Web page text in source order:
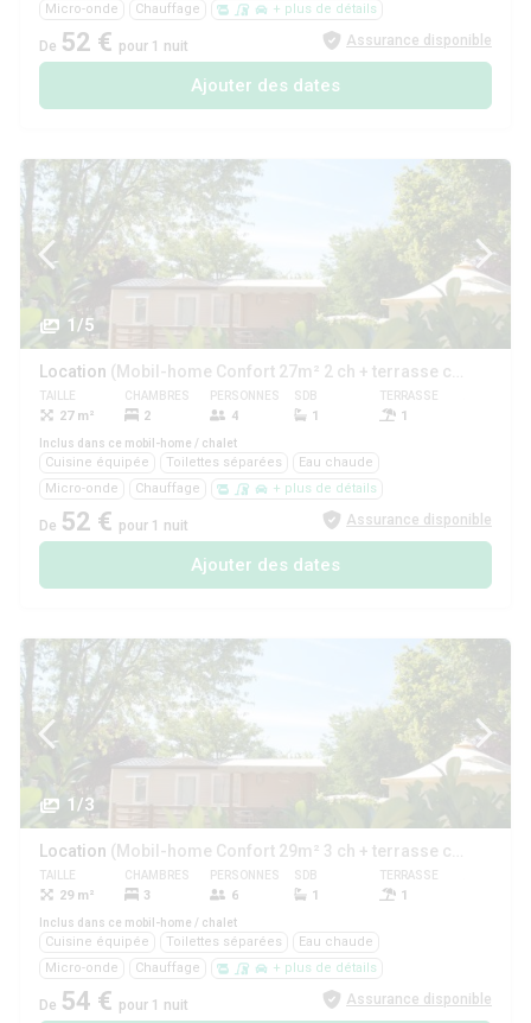
Micro-onde
Chauffage + plus de détails
De 52 € pour 1 nuit Assurance disponible
Ajouter des dates
1/5
Location (Mobil-home Confort 27m² 2 ch + terrasse couverte + clim + TV)
TAILLE
27 m²
CHAMBRES
2
PERSONNES
4
SDB
1
TERRASSE
1
Inclus dans ce mobil-home / chalet
Cuisine équipée Toilettes séparées
Eau chaude
Micro-onde
Chauffage + plus de détails
De 52 € pour 1 nuit Assurance disponible
Ajouter des dates
1/3
Location (Mobil-home Confort 29m² 3 ch + terrasse couverte + clim - sans tv)
TAILLE
29 m²
CHAMBRES
3
PERSONNES
6
SDB
1
TERRASSE
1
Inclus dans ce mobil-home / chalet
Cuisine équipée Toilettes séparées
Eau chaude
Micro-onde
Chauffage + plus de détails
De 54 € pour 1 nuit Assurance disponible